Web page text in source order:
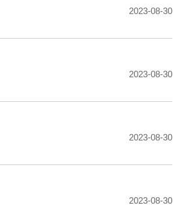
2023-08-30
2023-08-30
2023-08-30
2023-08-30